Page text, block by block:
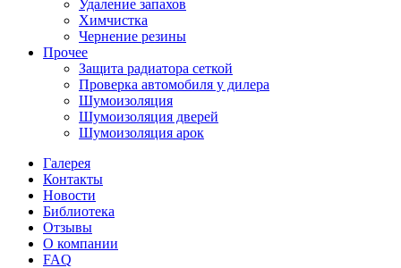
Удаление запахов
Химчистка
Чернение резины
Прочее
Защита радиатора сеткой
Проверка автомобиля у дилера
Шумоизоляция
Шумоизоляция дверей
Шумоизоляция арок
Галерея
Контакты
Новости
Библиотека
Отзывы
О компании
FAQ